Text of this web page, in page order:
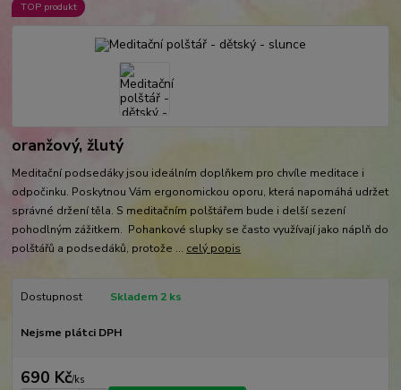
TOP produkt
oranžový, žlutý
Meditační podsedáky jsou ideálním doplňkem pro chvíle meditace i
odpočinku. Poskytnou Vám ergonomickou oporu, která napomáhá udržet
správné držení těla. S meditačním polštářem bude i delší sezení
pohodlným zážitkem. Pohankové slupky se často využívají jako náplň do
polštářů a podsedáků, protože ... celý popis
Dostupnost Skladem 2 ks
Nejsme plátci DPH
690 Kč/ks